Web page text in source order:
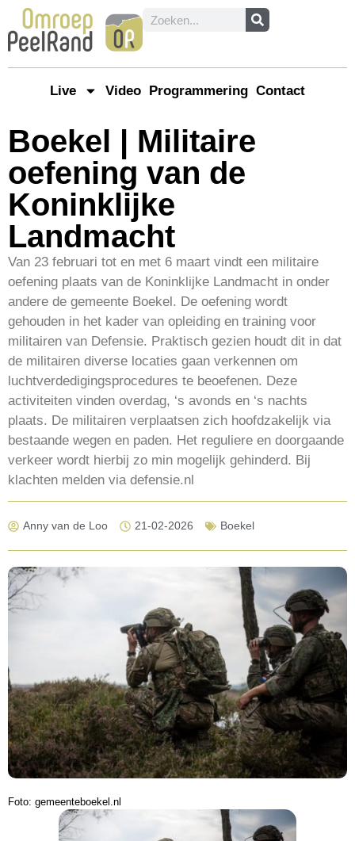
Live Video Programmering Contact
Boekel | Militaire
oefening van de
Koninklijke
Landmacht
Van 23 februari tot en met 6 maart vindt een militaire
oefening plaats van de Koninklijke Landmacht in onder
andere de gemeente Boekel. De oefening wordt
gehouden in het kader van opleiding en training voor
militairen van Defensie. Praktisch gezien houdt dit in dat
de militairen diverse locaties gaan verkennen om
luchtverdedigingsprocedures te beoefenen. Deze
activiteiten vinden overdag, ‘s avonds en ‘s nachts
plaats. De militairen verplaatsen zich hoofdzakelijk via
bestaande wegen en paden. Het reguliere en doorgaande
verkeer wordt hierbij zo min mogelijk gehinderd. Bij
klachten melden via defensie.nl
Anny van de Loo 21-02-2026 Boekel
Foto: gemeenteboekel.nl